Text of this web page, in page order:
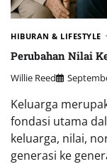
HIBURAN & LIFESTYLE
Perubahan Nilai
Willie Reed
Keluarga
fondasi utama
keluarga, nilai,
generasi ke